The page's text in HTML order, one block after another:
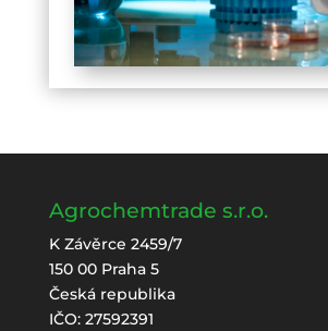
Agrochemtrade s.r.o.
K Závěrce 2459/7
150 00 Praha 5
Česká republika
IČO: 27592391